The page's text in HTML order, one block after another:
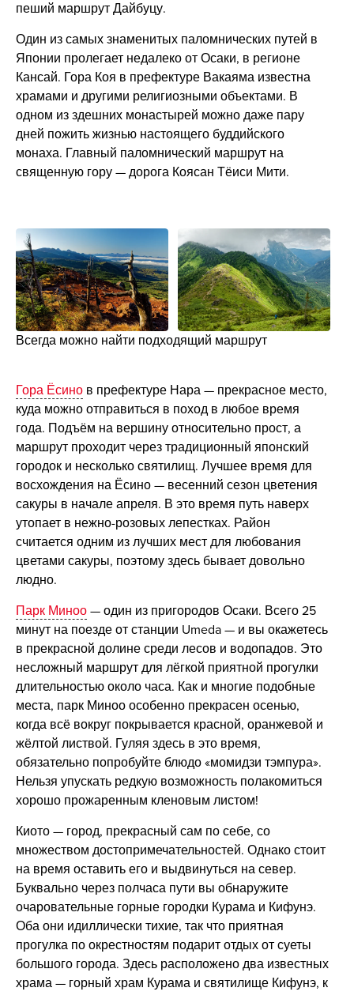
пеший маршрут Дайбуцу.
Один из самых знаменитых паломнических путей в
Японии пролегает недалеко от Осаки, в регионе
Кансай. Гора Коя в префектуре Вакаяма известна
храмами и другими религиозными объектами. В
одном из здешних монастырей можно даже пару
дней пожить жизнью настоящего буддийского
монаха. Главный паломнический маршрут на
священную гору — дорога Коясан Тёиси Мити.
Всегда можно найти подходящий маршрут
Гора Ёсинов префектуре Нара — прекрасное место,
куда можно отправиться в поход в любое время
года. Подъём на вершину относительно прост, а
маршрут проходит через традиционный японский
городок и несколько святилищ. Лучшее время для
восхождения на Ёсино — весенний сезон цветения
сакуры в начале апреля. В это время путь наверх
утопает в нежно-розовых лепестках. Район
считается одним из лучших мест для любования
цветами сакуры, поэтому здесь бывает довольно
людно.
Парк Миноо— один из пригородов Осаки. Всего 25
минут на поезде от станции Umeda — и вы окажетесь
в прекрасной долине среди лесов и водопадов. Это
несложный маршрут для лёгкой приятной прогулки
длительностью около часа. Как и многие подобные
места, парк Миноо особенно прекрасен осенью,
когда всё вокруг покрывается красной, оранжевой и
жёлтой листвой. Гуляя здесь в это время,
обязательно попробуйте блюдо «момидзи тэмпура».
Нельзя упускать редкую возможность полакомиться
хорошо прожаренным кленовым листом!
Киото — город, прекрасный сам по себе, со
множеством достопримечательностей. Однако стоит
на время оставить его и выдвинуться на север.
Буквально через полчаса пути вы обнаружите
очаровательные горные городки Курама и Кифунэ.
Оба они идиллически тихие, так что приятная
прогулка по окрестностям подарит отдых от суеты
большого города. Здесь расположено два известных
храма — горный храм Курама и святилище Кифунэ, к